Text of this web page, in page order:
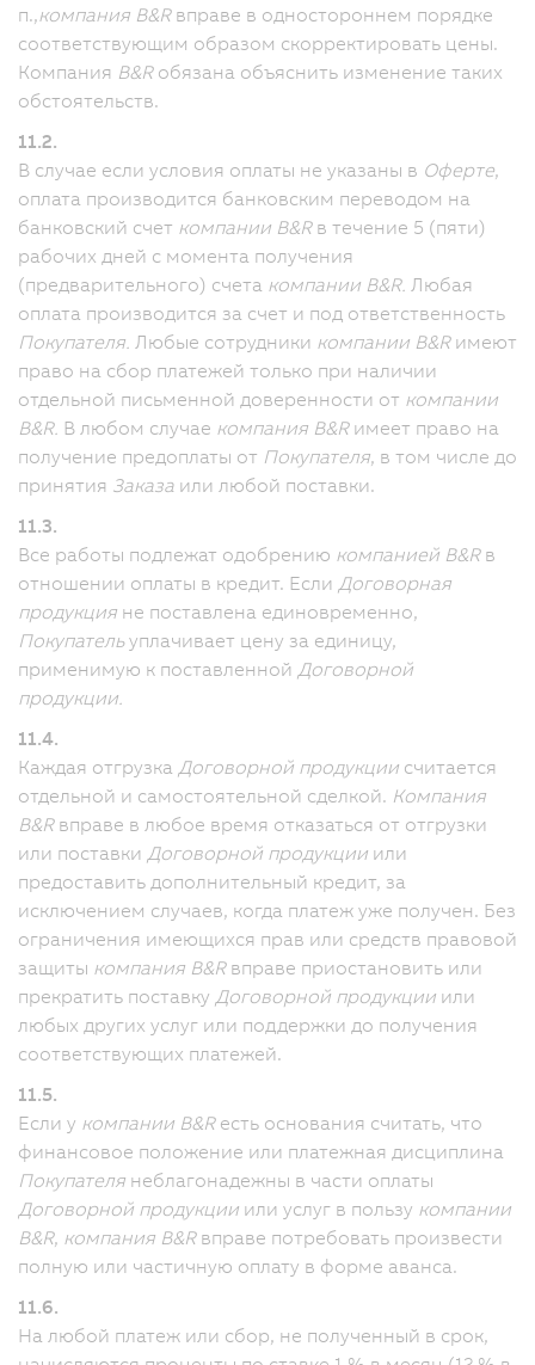
п.,компания B&Rвправе в одностороннем порядке
соответствующим образом скорректировать цены.
Компания B&Rобязана объяснить изменение таких
обстоятельств.
11.2.
В случае если условия оплаты не указаны в Оферте,
оплата производится банковским переводом на
банковский счет компании B&Rв течение 5 (пяти)
рабочих дней с момента получения
(предварительного) счета компании B&R. Любая
оплата производится за счет и под ответственность
Покупателя. Любые сотрудники компании B&Rимеют
право на сбор платежей только при наличии
отдельной письменной доверенности от компании
B&R. В любом случае компания B&Rимеет право на
получение предоплаты от Покупателя, в том числе до
принятия Заказа или любой поставки.
11.3.
Все работы подлежат одобрению компанией B&Rв
отношении оплаты в кредит. Если Договорная
продукция не поставлена единовременно,
Покупательуплачивает цену за единицу,
применимую к поставленной Договорной
продукции.
11.4.
Каждая отгрузка Договорной продукции считается
отдельной и самостоятельной сделкой. Компания
B&Rвправе в любое время отказаться от отгрузки
или поставки Договорной продукции или
предоставить дополнительный кредит, за
исключением случаев, когда платеж уже получен. Без
ограничения имеющихся прав или средств правовой
защиты компания B&Rвправе приостановить или
прекратить поставку Договорной продукции или
любых других услуг или поддержки до получения
соответствующих платежей.
11.5.
Если у компании B&Rесть основания считать, что
финансовое положение или платежная дисциплина
Покупателя неблагонадежны в части оплаты
Договорной продукции или услуг в пользу компании
B&R, компания B&Rвправе потребовать произвести
полную или частичную оплату в форме аванса.
11.6.
На любой платеж или сбор, не полученный в срок,